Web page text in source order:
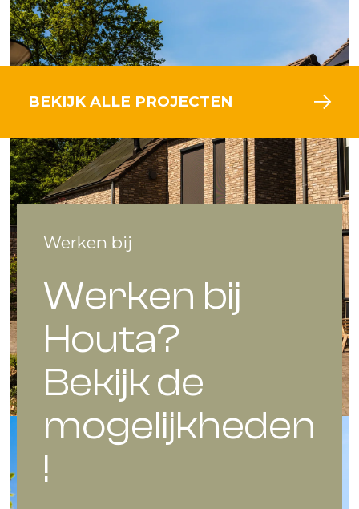
BEKIJK ALLE PROJECTEN
Werken bij
Werken bij
Houta?
Bekijk de
mogelijkheden
!